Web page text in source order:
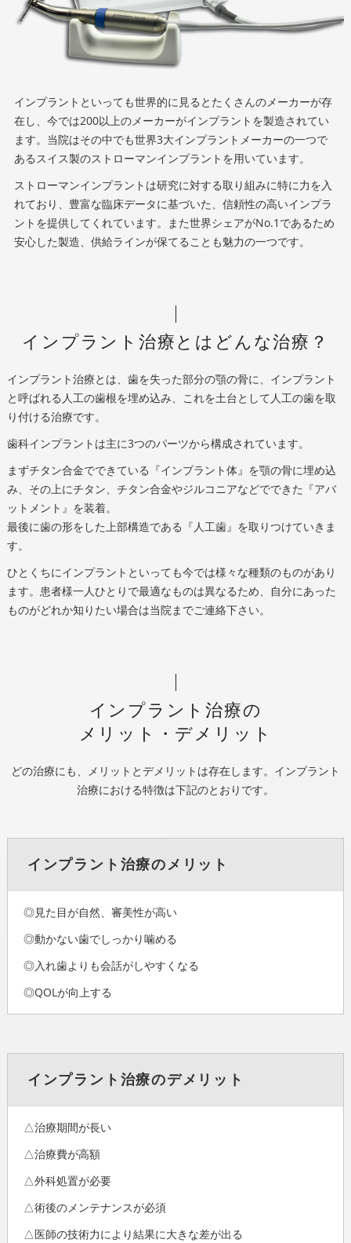
インプラントといっても世界的に見るとたくさんのメーカーが存
在し、今では200以上のメーカーがインプラントを製造されてい
ます。当院はその中でも世界3大インプラントメーカーの一つで
あるスイス製のストローマンインプラントを用いています。
ストローマンインプラントは研究に対する取り組みに特に力を入
れており、豊富な臨床データに基づいた、信頼性の高いインプラ
ントを提供してくれています。また世界シェアがNo.1であるため
安心した製造、供給ラインが保てることも魅力の一つです。
インプラント治療とはどんな治療？
インプラント治療とは、歯を失った部分の顎の骨に、インプラント
と呼ばれる人工の歯根を埋め込み、これを土台として人工の歯を取
り付ける治療です。
歯科インプラントは主に3つのパーツから構成されています。
まずチタン合金でできている『インプラント体』を顎の骨に埋め込
み、その上にチタン、チタン合金やジルコニアなどでできた『アバ
ットメント』を装着。
最後に歯の形をした上部構造である『人工歯』を取りつけていきま
す。
ひとくちにインプラントといっても今では様々な種類のものがあり
ます。患者様一人ひとりで最適なものは異なるため、自分にあった
ものがどれか知りたい場合は当院までご連絡下さい。
インプラント治療の
メリット・デメリット
どの治療にも、メリットとデメリットは存在します。インプラント
治療における特徴は下記のとおりです。
インプラント治療のメリット
◎見た目が自然、審美性が高い
◎動かない歯でしっかり噛める
◎入れ歯よりも会話がしやすくなる
◎QOLが向上する
インプラント治療のデメリット
△治療期間が長い
△治療費が高額
△外科処置が必要
△術後のメンテナンスが必須
△医師の技術力により結果に大きな差が出る